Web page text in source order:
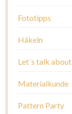
Fototipps
Häkeln
Let´s talk about
Materialkunde
Pattern Party